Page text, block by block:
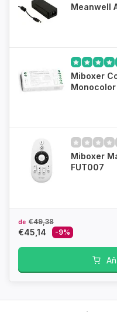
Meanwell
Miboxer
Monocolor
Miboxer
FUT007
de €49,38
€45,14 -9%